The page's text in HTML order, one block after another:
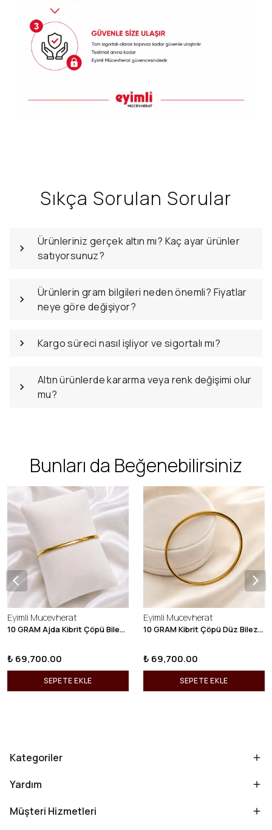
Sıkça Sorulan Sorular
Ürünleriniz gerçek altın mı? Kaç ayar ürünler
satıyorsunuz?
Ürünlerin gram bilgileri neden önemli? Fiyatlar
neye göre değişiyor?
Kargo süreci nasıl işliyor ve sigortalı mı?
Altın ürünlerde kararma veya renk değişimi olur
mu?
Bunları da Beğenebilirsiniz
Eyimli Mucevherat
10 GRAM Ajda Kibrit Çöpü Bilezik 22 Ayar 22BLZ003
₺ 69,700.00
SEPETE EKLE
Eyimli Mucevherat
10 GRAM Kibrit Çöpü Düz Bilezik 22 Ayar 22BLZ001
₺ 69,700.00
SEPETE EKLE
Kategoriler
Yardım
Müşteri Hizmetleri